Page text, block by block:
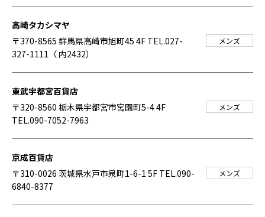
高崎タカシマヤ
〒370-8565 群馬県高崎市旭町45 4F TEL.027-
327-1111（ 内2432）
メンズ
東武宇都宮百貨店
〒320-8560 栃木県宇都宮市宮園町5-4 4F
TEL.090-7052-7963
メンズ
京成百貨店
〒310-0026 茨城県水戸市泉町1-6-1 5F TEL.090-
6840-8377
メンズ